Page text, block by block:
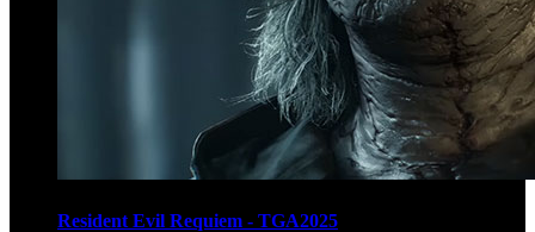
Resident Evil Requiem - TGA2025